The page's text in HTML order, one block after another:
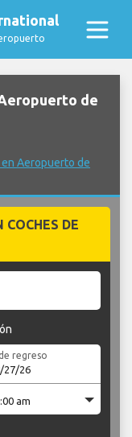
de
Aeropuerto de
COCHES DE
regreso